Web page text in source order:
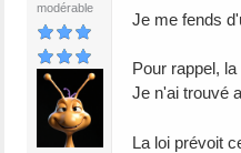
modérable
Je me fends
Pour rappel,
Je n'ai trouvé
La loi prévoit